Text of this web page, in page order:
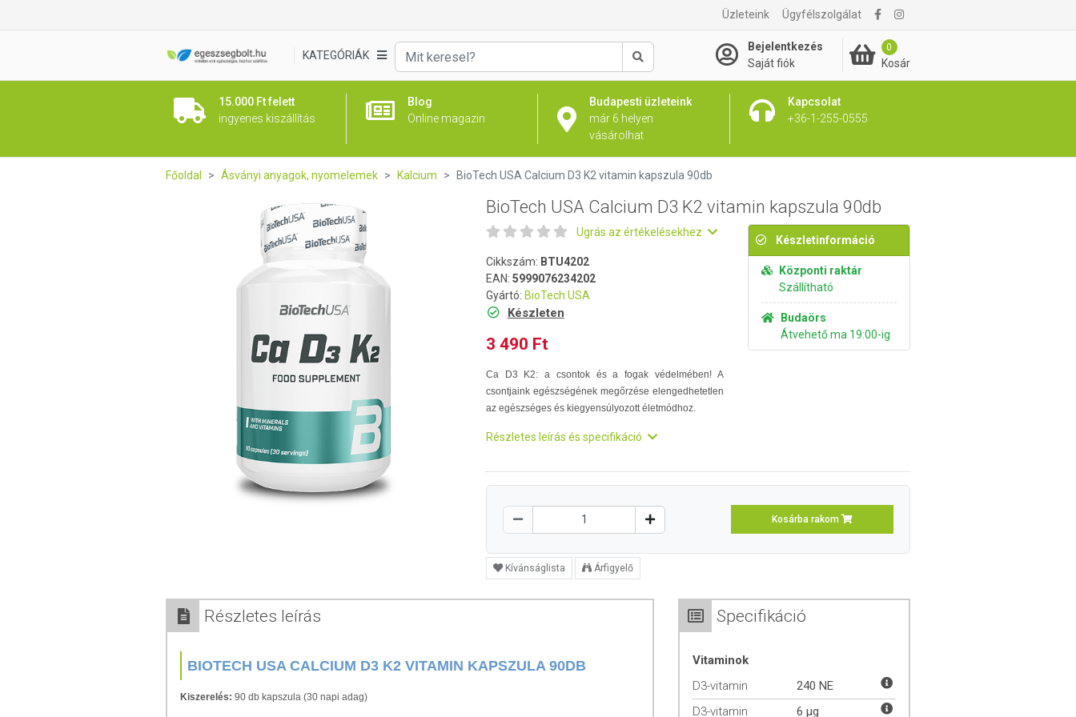
Üzleteink Ügyfélszolgálat
KATEGÓRIÁK
Keresés
Bejelentkezés
Saját fiók
0
Kosár
15.000 Ft felett
ingyenes kiszállítás
Blog
Online magazin
Budapesti üzleteink
már 6 helyen
vásárolhat
Kapcsolat
+36-1-255-0555
3 490 Ft Kosárba rakom
Főoldal Ásványi anyagok, nyomelemek Kalcium BioTech USA Calcium D3 K2 vitamin kapszula 90db
BioTech USA Calcium D3 K2 vitamin kapszula 90db
Ugrás az értékelésekhez
Cikkszám: BTU4202
EAN: 5999076234202
Gyártó: BioTech USA
Készleten
3 490 Ft
Ca D3 K2: a csontok és a fogak védelmében! A
csontjaink egészségének megőrzése elengedhetetlen
az egészséges és kiegyensúlyozott életmódhoz.
Részletes leírás és specifikáció
Készletinformáció
Központi raktár
Szállítható
Budaörs
Átvehető ma 19:00-ig
Kosárba rakom
Kívánságlista Árfigyelő
Részletes leírás
BIOTECH USA CALCIUM D3 K2 VITAMIN KAPSZULA 90DB
Kiszerelés: 90 db kapszula (30 napi adag)
Specifikáció
Vitaminok
D3-vitamin
240 NE
D3-vitamin
6 µg